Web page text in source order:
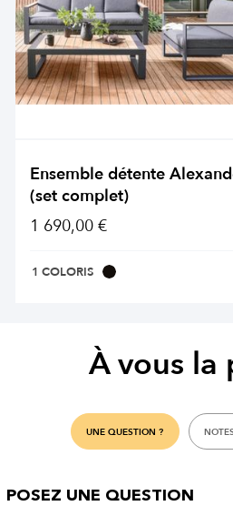
Ensemble détente
(set complet)
1 690,00 €
1 COLORIS
À vous la
UNE QUESTION ?
POSEZ UNE QUESTION